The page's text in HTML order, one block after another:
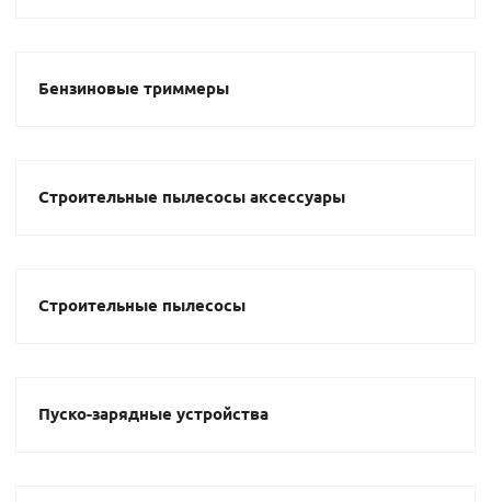
Бензиновые триммеры
Строительные пылесосы аксессуары
Строительные пылесосы
Пуско-зарядные устройства